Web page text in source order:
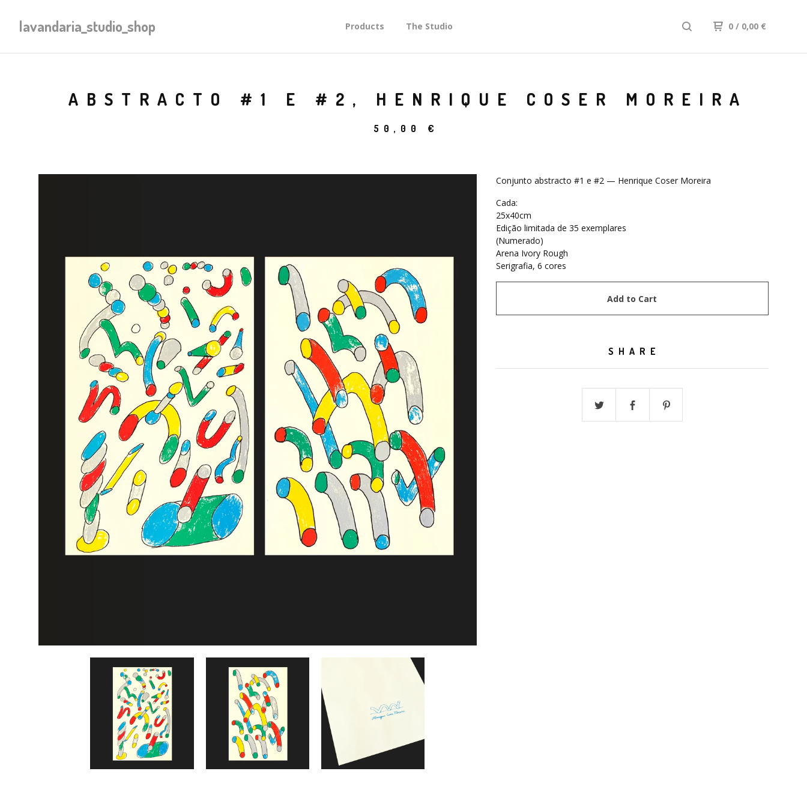
lavandaria_studio_shop Products The Studio 0 / 0,00 €
ABSTRACTO #1 E #2, HENRIQUE COSER MOREIRA
50,00 €
Conjunto abstracto #1 e #2 — Henrique Coser Moreira
Cada:
25x40cm
Edição limitada de 35 exemplares
(Numerado)
Arena Ivory Rough
Serigrafia, 6 cores
Add to Cart
SHARE